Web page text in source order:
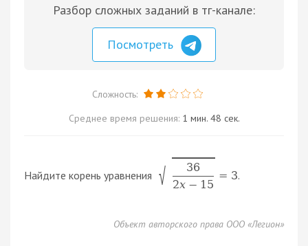
Разбор сложных заданий в тг-канале:
Посмотреть
Сложность:
Среднее время решения: 1 мин. 48 сек.
Найдите корень уравнения √
36
2x − 15
= 3.
Объект авторского права ООО «Легион»